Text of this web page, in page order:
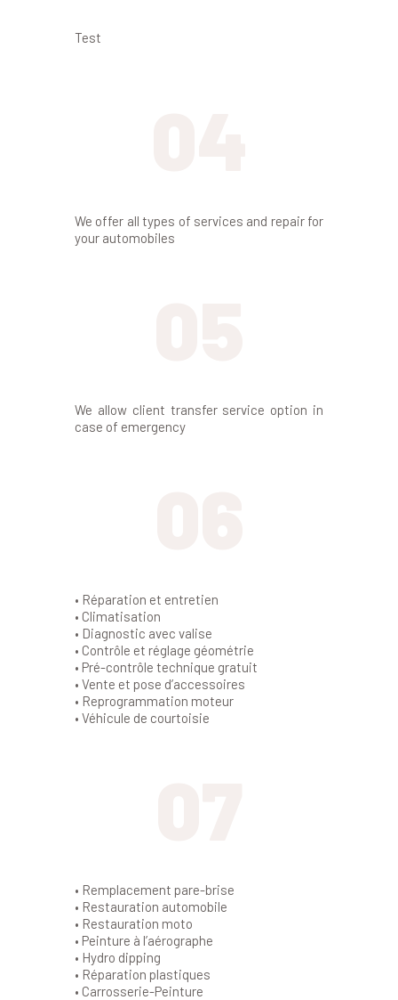
Test
We offer all types of services and repair for
your automobiles
We allow client transfer service option in
case of emergency
• Réparation et entretien
• Climatisation
• Diagnostic avec valise
• Contrôle et réglage géométrie
• Pré-contrôle technique gratuit
• Vente et pose d’accessoires
• Reprogrammation moteur
• Véhicule de courtoisie
• Remplacement pare-brise
• Restauration automobile
• Restauration moto
• Peinture à l’aérographe
• Hydro dipping
• Réparation plastiques
• Carrosserie-Peinture